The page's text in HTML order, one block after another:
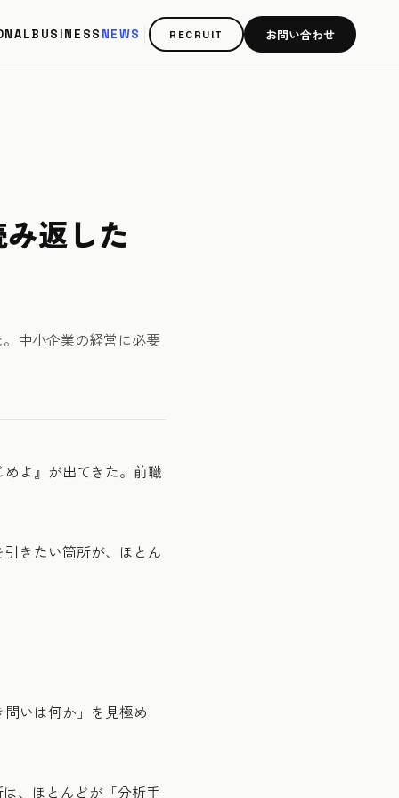
BUSINESS NEWS RECRUIT お問い合わせ
返した
中小企業の経営に必要
よ』が出てきた。前職
きたい箇所が、ほとん
いは何か」を見極め
、ほとんどが「分析手